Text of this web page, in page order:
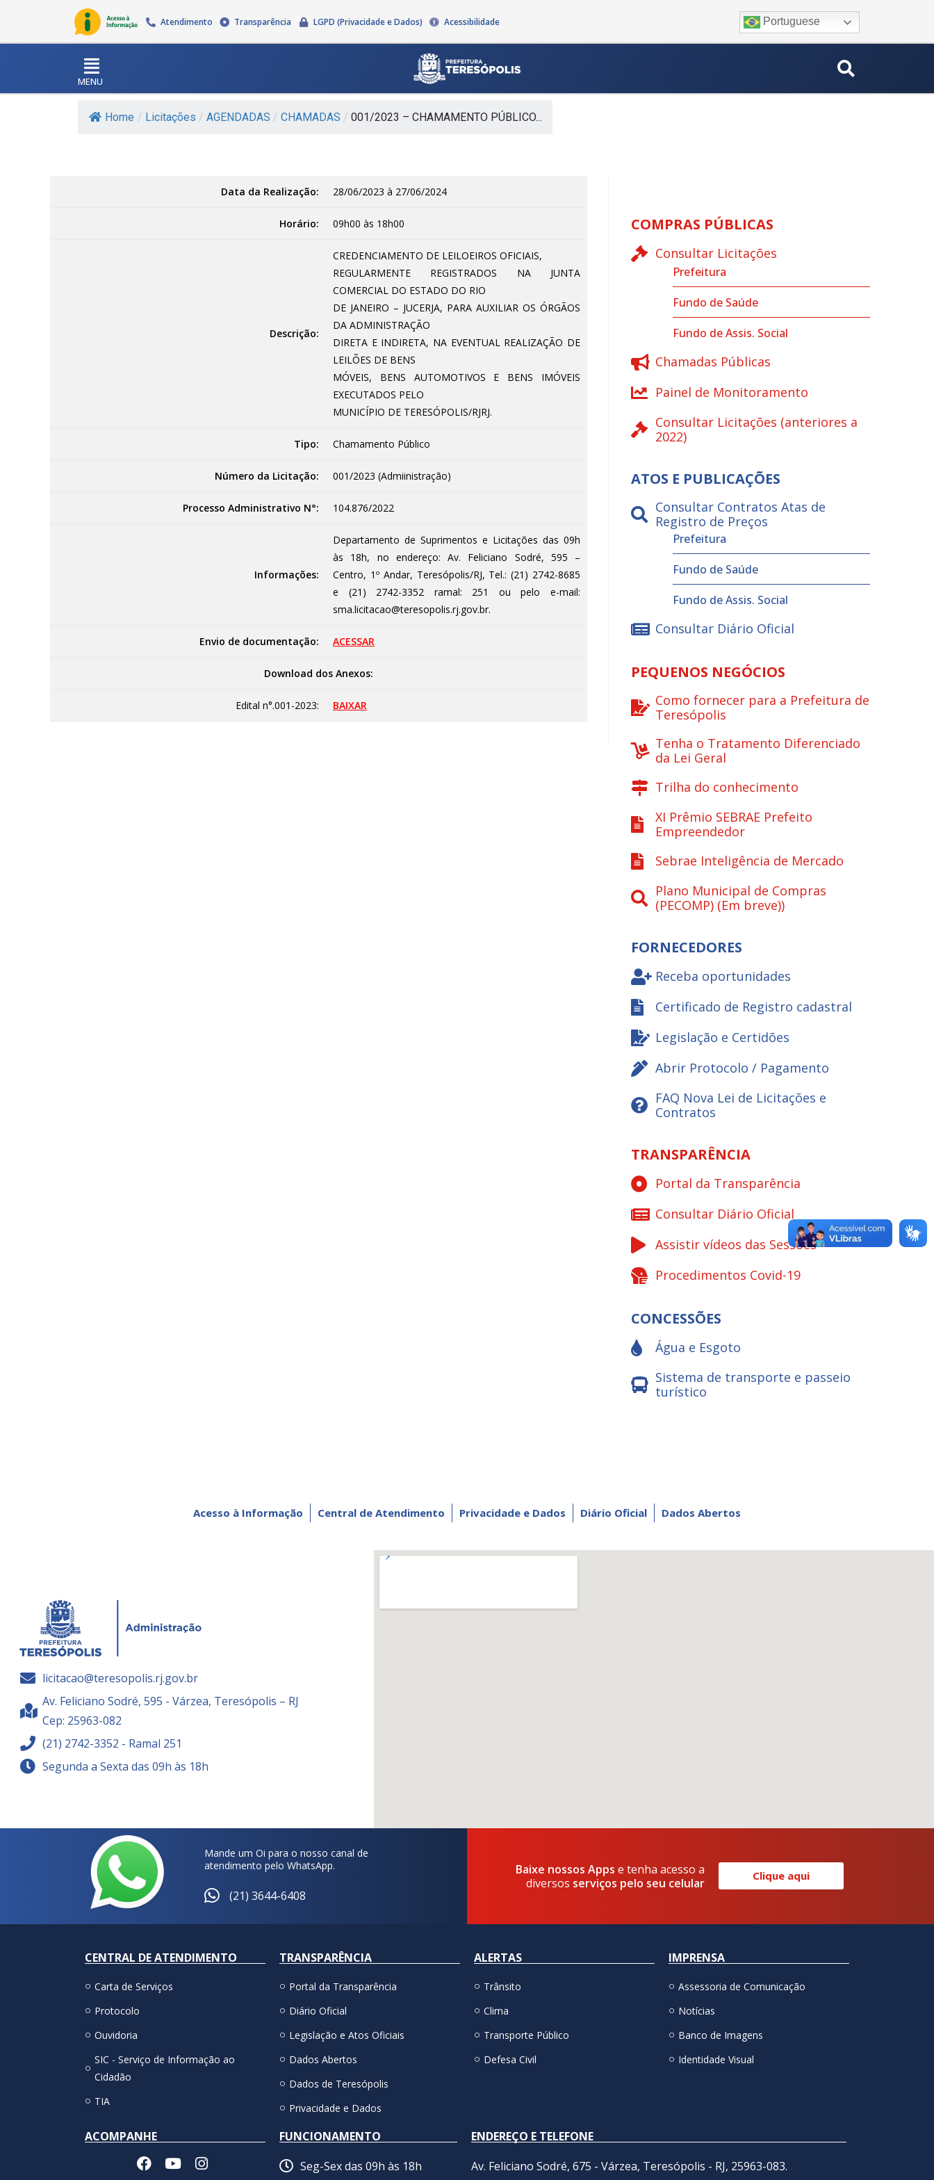
Atendimento Transparência LGPD (Privacidade e Dados) Acessibilidade Portuguese
MENU
Home / Licitações / AGENDADAS / CHAMADAS / 001/2023 – CHAMAMENTO PÚBLICO...
Data da Realização: 28/06/2023 à 27/06/2024
Horário: 09h00 às 18h00
Descrição:
CREDENCIAMENTO DE LEILOEIROS OFICIAIS,
REGULARMENTE REGISTRADOS NA JUNTA
COMERCIAL DO ESTADO DO RIO
DE JANEIRO – JUCERJA, PARA AUXILIAR OS ÓRGÃOS
DA ADMINISTRAÇÃO
DIRETA E INDIRETA, NA EVENTUAL REALIZAÇÃO DE
LEILÕES DE BENS
MÓVEIS, BENS AUTOMOTIVOS E BENS IMÓVEIS
EXECUTADOS PELO
MUNICÍPIO DE TERESÓPOLIS/RJRJ.
Tipo: Chamamento Público
Número da Licitação: 001/2023 (Admiinistração)
Processo Administrativo N°: 104.876/2022
Informações:
Departamento de Suprimentos e Licitações das 09h
às 18h, no endereço: Av. Feliciano Sodré, 595 –
Centro, 1º Andar, Teresópolis/RJ, Tel.: (21) 2742-8685
e (21) 2742-3352 ramal: 251 ou pelo e-mail:
sma.licitacao@teresopolis.rj.gov.br.
Envio de documentação: ACESSAR
Download dos Anexos:
Edital n°.001-2023: BAIXAR
COMPRAS PÚBLICAS
Consultar Licitações
Prefeitura
Fundo de Saúde
Fundo de Assis. Social
Chamadas Públicas
Painel de Monitoramento
Consultar Licitações (anteriores a
2022)
ATOS E PUBLICAÇÕES
Consultar Contratos Atas de
Registro de Preços
Prefeitura
Fundo de Saúde
Fundo de Assis. Social
Consultar Diário Oficial
PEQUENOS NEGÓCIOS
Como fornecer para a Prefeitura de
Teresópolis
Tenha o Tratamento Diferenciado
da Lei Geral
Trilha do conhecimento
XI Prêmio SEBRAE Prefeito
Empreendedor
Sebrae Inteligência de Mercado
Plano Municipal de Compras
(PECOMP) (Em breve))
FORNECEDORES
Receba oportunidades
Certificado de Registro cadastral
Legislação e Certidões
Abrir Protocolo / Pagamento
FAQ Nova Lei de Licitações e
Contratos
TRANSPARÊNCIA
Portal da Transparência
Consultar Diário Oficial
Assistir vídeos das Sessões
Procedimentos Covid-19
CONCESSÕES
Água e Esgoto
Sistema de transporte e passeio
turístico
Acesso à Informação Central de Atendimento Privacidade e Dados Diário Oficial Dados Abertos
licitacao@teresopolis.rj.gov.br
Av. Feliciano Sodré, 595 - Várzea, Teresópolis – RJ
Cep: 25963-082
(21) 2742-3352 - Ramal 251
Segunda a Sexta das 09h às 18h
Mande um Oi para o nosso canal de
atendimento pelo WhatsApp.
(21) 3644-6408
Baixe nossos Appse tenha acesso a
diversos serviços pelo seu celular Clique aqui
CENTRAL DE ATENDIMENTO
Carta de Serviços
Protocolo
Ouvidoria
SIC - Serviço de Informação ao
Cidadão
TIA
TRANSPARÊNCIA
Portal da Transparência
Diário Oficial
Legislação e Atos Oficiais
Dados Abertos
Dados de Teresópolis
Privacidade e Dados
ALERTAS
Trânsito
Clima
Transporte Público
Defesa Civil
IMPRENSA
Assessoria de Comunicação
Notícias
Banco de Imagens
Identidade Visual
ACOMPANHE
FUNCIONAMENTO
Seg-Sex das 09h às 18h
ENDEREÇO E TELEFONE
Av. Feliciano Sodré, 675 - Várzea, Teresópolis - RJ, 25963-083.